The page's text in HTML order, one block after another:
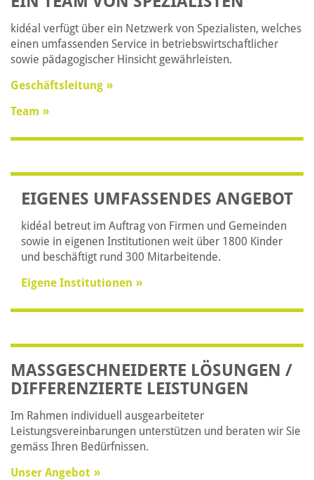
kidéal verfügt über ein Netzwerk von Spezialisten, welches
einen umfassenden Service in betriebswirtschaftlicher
sowie pädagogischer Hinsicht gewährleisten.
Geschäftsleitung
Team
EIGENES UMFASSENDES ANGEBOT
kidéal betreut im Auftrag von Firmen und Gemeinden
sowie in eigenen Institutionen weit über 1800 Kinder
und beschäftigt rund 300 Mitarbeitende.
Eigene Institutionen
MASSGESCHNEIDERTE LÖSUNGEN /
DIFFERENZIERTE LEISTUNGEN
Im Rahmen individuell ausgearbeiteter
Leistungsvereinbarungen unterstützen und beraten wir Sie
gemäss Ihren Bedürfnissen.
Unser Angebot